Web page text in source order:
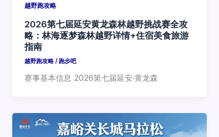
越野跑攻略
2026第七届延安黄龙森林越野挑战赛全攻
略：林海逐梦森林越野详情+住宿美食旅游
指南
越野跑攻略/ 跑步吧
赛事基本信息 2026第七届延安·黄龙森